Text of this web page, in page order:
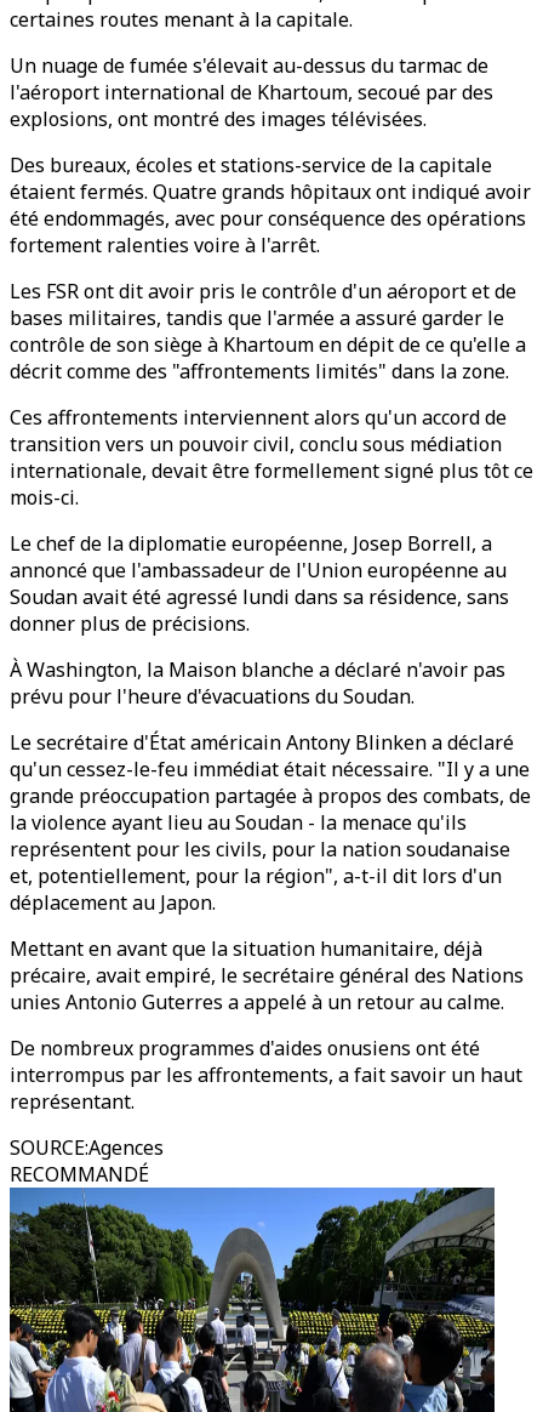
certaines routes menant à la capitale.
Un nuage de fumée s'élevait au-dessus du tarmac de
l'aéroport international de Khartoum, secoué par des
explosions, ont montré des images télévisées.
Des bureaux, écoles et stations-service de la capitale
étaient fermés. Quatre grands hôpitaux ont indiqué avoir
été endommagés, avec pour conséquence des opérations
fortement ralenties voire à l'arrêt.
Les FSR ont dit avoir pris le contrôle d'un aéroport et de
bases militaires, tandis que l'armée a assuré garder le
contrôle de son siège à Khartoum en dépit de ce qu'elle a
décrit comme des "affrontements limités" dans la zone.
Ces affrontements interviennent alors qu'un accord de
transition vers un pouvoir civil, conclu sous médiation
internationale, devait être formellement signé plus tôt ce
mois-ci.
Le chef de la diplomatie européenne, Josep Borrell, a
annoncé que l'ambassadeur de l'Union européenne au
Soudan avait été agressé lundi dans sa résidence, sans
donner plus de précisions.
À Washington, la Maison blanche a déclaré n'avoir pas
prévu pour l'heure d'évacuations du Soudan.
Le secrétaire d'État américain Antony Blinken a déclaré
qu'un cessez-le-feu immédiat était nécessaire. "Il y a une
grande préoccupation partagée à propos des combats, de
la violence ayant lieu au Soudan - la menace qu'ils
représentent pour les civils, pour la nation soudanaise
et, potentiellement, pour la région", a-t-il dit lors d'un
déplacement au Japon.
Mettant en avant que la situation humanitaire, déjà
précaire, avait empiré, le secrétaire général des Nations
unies Antonio Guterres a appelé à un retour au calme.
De nombreux programmes d'aides onusiens ont été
interrompus par les affrontements, a fait savoir un haut
représentant.
SOURCE:Agences
RECOMMANDÉ